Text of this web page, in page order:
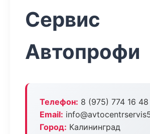
Сервис
Автопрофи
Телефон: 8 (975) 774 16 48
Email:
Город: Калининград